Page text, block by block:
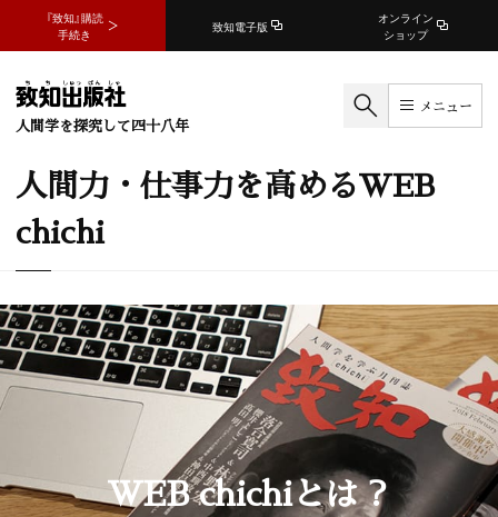
『致知』購読
手続き
致知電子版
オンライン
ショップ
人間学を探究して四十八年
メニュー
人間力・仕事力を高めるWEB
chichi
WEB chichiとは？